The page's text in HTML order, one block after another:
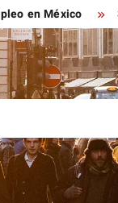
México